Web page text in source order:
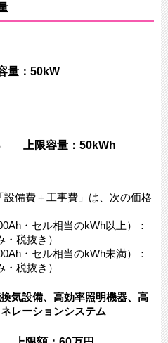
量：50kW
3 上限容量：50kWh
備費＋工事費」は、次の価格
・セル相当のkWh以上）：
税抜き）
・セル相当のkWh未満）：
税抜き）​
気設備、高効率照明機器、高
レーションシステム